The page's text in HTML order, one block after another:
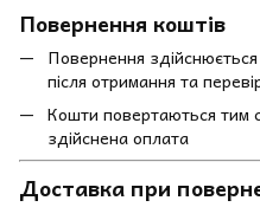
Повернення коштів
Повернення
після отримання та
Кошти повертаються тим
здійснена оплата
Доставка при